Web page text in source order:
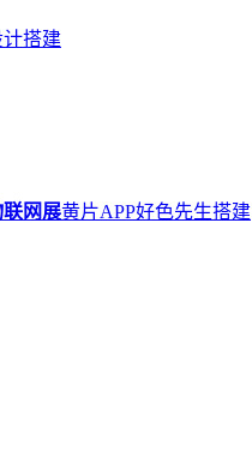
搭建
联网展黄片APP好色先生搭建